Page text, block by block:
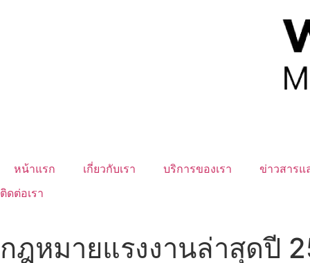
หน้าแรก เกี่ยวกับเรา บริการของเรา
ข่าวสารแ
ติดต่อเรา
กฎหมายแรงงานล่าสุดปี